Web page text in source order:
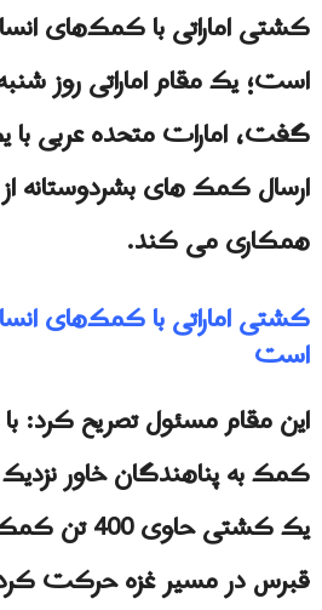
کشتی اماراتی با کمک‌های
است؛ یک مقام اماراتی روز
گفت، امارات متحده عربی با
ارسال کمک های بشردوستانه از
همکاری می کند.
کشتی اماراتی با کمک‌های
است
این مقام مسئول تصریح کرد:
یک کشتی
قبرس در مسیر غزه حرکت